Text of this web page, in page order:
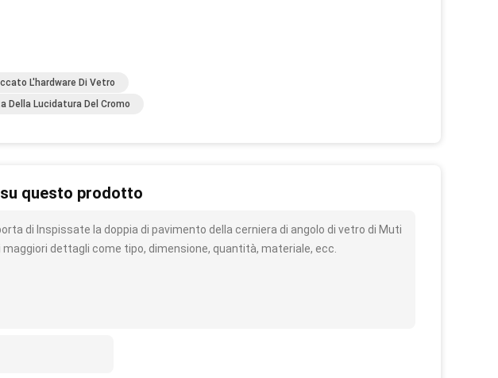
L'hardware Di Vetro
Della Lucidatura Del Cromo
questo prodotto
di Inspissate la doppia di pavimento della cerniera di angolo di vetro di Muti
dettagli come tipo, dimensione, quantità, materiale, ecc.